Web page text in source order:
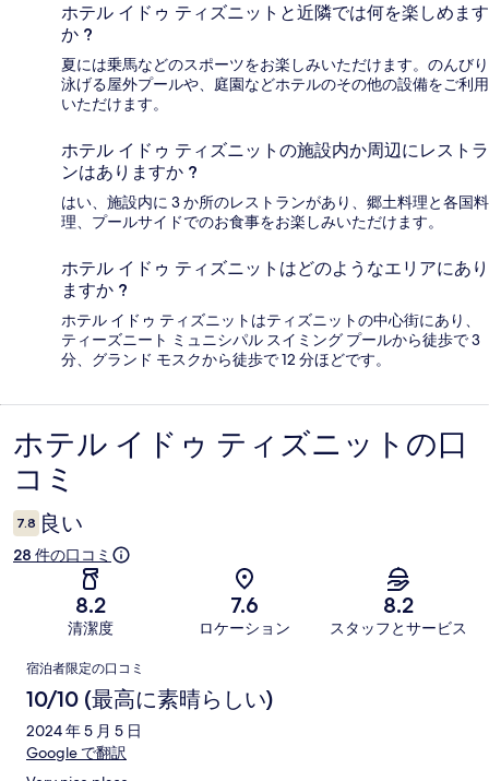
ホテル イドゥ ティズニットと近隣では何を楽しめます
か ?
夏には乗馬などのスポーツをお楽しみいただけます。のんびり
泳げる屋外プールや、庭園などホテルのその他の設備をご利用
いただけます。
ホテル イドゥ ティズニットの施設内か周辺にレストラ
ンはありますか ?
はい、施設内に 3 か所のレストランがあり、郷土料理と各国料
理、プールサイドでのお食事をお楽しみいただけます。
ホテル イドゥ ティズニットはどのようなエリアにあり
ますか ?
ホテル イドゥ ティズニットはティズニットの中心街にあり、
ティーズニート ミュニシパル スイミング プールから徒歩で 3
分、グランド モスクから徒歩で 12 分ほどです。
口
コ
ミ
ホテル イドゥ ティズニットの口
コミ
7.8 良い
28 件の口コミ
8.2
清潔度
7.6
ロケーション
8.2
スタッフとサービス
口
コ
ミ
宿泊者限定の口コミ
10/10 (最高に素晴らしい)
2024 年 5 月 5 日
Google で翻訳